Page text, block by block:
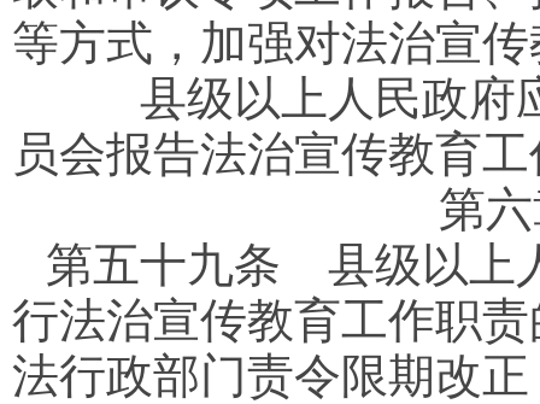
等方式，加强对法治宣
县级以上人民政府
员会报告法治宣传教育
第
第五十九条 县级以上
行法治宣传教育工作职
法行政部门责令限期改